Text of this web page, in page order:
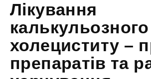
Лікування
калькульозного
холециститу –
препаратів та